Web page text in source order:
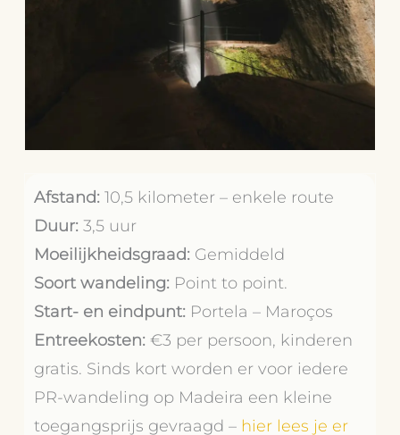
Afstand: 10,5 kilometer – enkele route
Duur:3,5 uur
Moeilijkheidsgraad: Gemiddeld
Soort wandeling: Point to point.
Start- en eindpunt: Portela – Maroços
Entreekosten:€3 per persoon, kinderen
gratis. Sinds kort worden er voor iedere
PR-wandeling op Madeira een kleine
toegangsprijs gevraagd – hier lees je er